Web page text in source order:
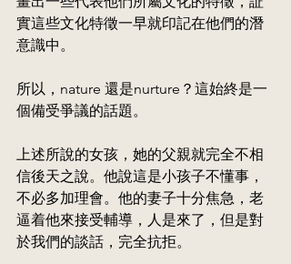
實這些文化特徵一早就印記在他們的潛
意識中。
所以，nature 還是nurture？這始終是一
個備受爭議的話題。
上述所說的女孩，她的父親就完全不相
信後天之說。他說這是小孩子不懂事，
不必多加理會。他的妻子十分焦急，老
逼着他來接受輔導，人是來了，但是對
於我們的談話，完全抗拒。